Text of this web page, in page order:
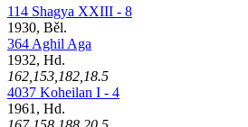
114 Shagya XXIII - 8
1930, Běl.
364 Aghil Aga
1932, Hd.
162,153,182,18.5
4037 Koheilan I - 4
1961, Hd.